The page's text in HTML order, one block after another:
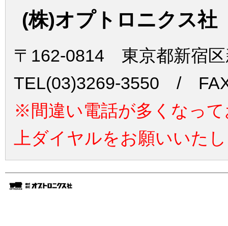
(株)オプトロニクス社
〒162-0814 東京都新宿
TEL(03)3269-3550 /
※間違い電話が多くなっ
上ダイヤルをお願いいた